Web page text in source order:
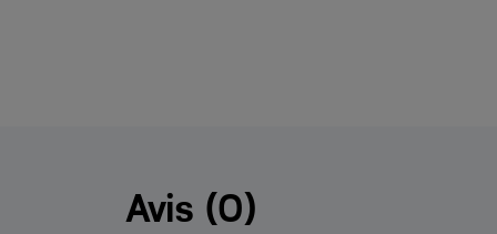
Avis (0)